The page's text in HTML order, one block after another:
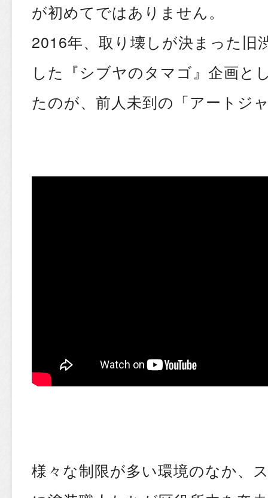
が初めてではありません。
2016年、取り壊しが決まった旧
した『シブヤのタマゴ』企画と
たのが、前人未到の「アートジ
様々な制限が多い環境のなか、